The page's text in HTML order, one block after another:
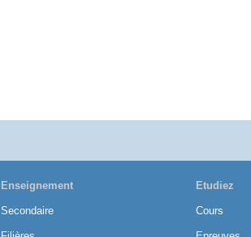
Enseignement
Secondaire
Etudiez
Cours